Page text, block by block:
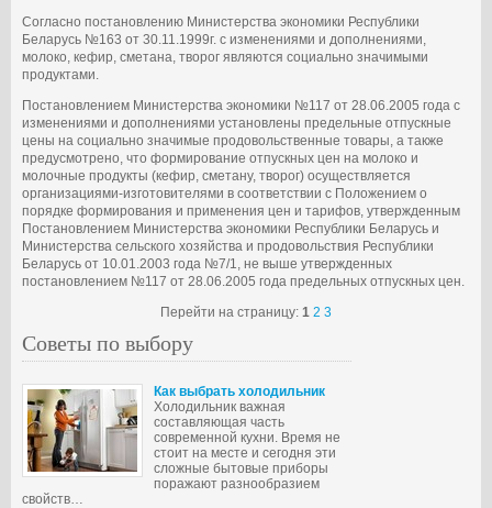
Согласно постановлению Министерства экономики Республики
Беларусь №163 от 30.11.1999г. с изменениями и дополнениями,
молоко, кефир, сметана, творог являются социально значимыми
продуктами.
Постановлением Министерства экономики №117 от 28.06.2005 года с
изменениями и дополнениями установлены предельные отпускные
цены на социально значимые продовольственные товары, а также
предусмотрено, что формирование отпускных цен на молоко и
молочные продукты (кефир, сметану, творог) осуществляется
организациями-изготовителями в соответствии с Положением о
порядке формирования и применения цен и тарифов, утвержденным
Постановлением Министерства экономики Республики Беларусь и
Министерства сельского хозяйства и продовольствия Республики
Беларусь от 10.01.2003 года №7/1, не выше утвержденных
постановлением №117 от 28.06.2005 года предельных отпускных цен.
Перейти на страницу: 1 2 3
Советы по выбору
Как выбрать холодильник
Холодильник важная
составляющая часть
современной кухни. Время не
стоит на месте и сегодня эти
сложные бытовые приборы
поражают разнообразием
свойств…